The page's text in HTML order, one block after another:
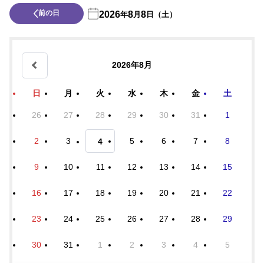
前の日 2026年8月 8 日（土）
2026年8月
日 月 火 水 木 金 土
26 27 28 29 30 31 1
2 3 4 5 6 7 8
9 10 11 12 13 14 15
16 17 18 19 20 21 22
23 24 25 26 27 28 29
30 31 1 2 3 4 5